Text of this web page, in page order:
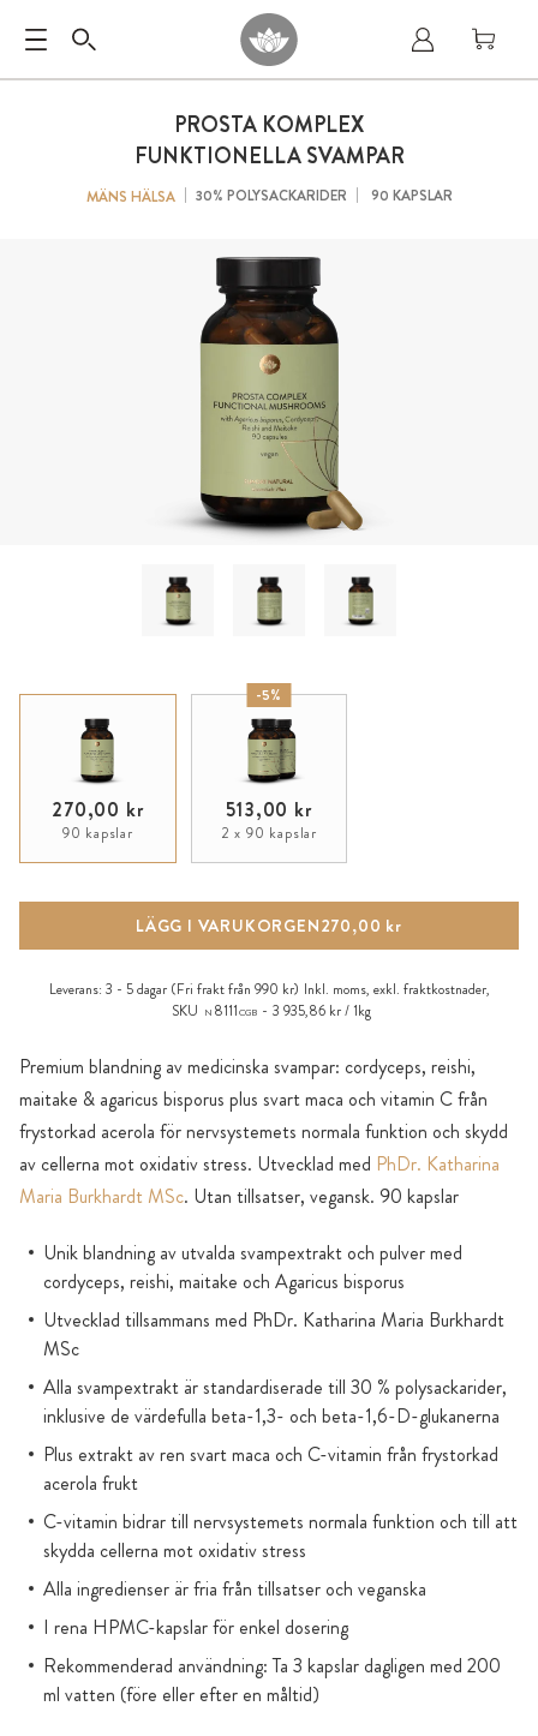
PROSTA KOMPLEX
FUNKTIONELLA SVAMPAR
MÄNS HÄLSA 30% POLYSACKARIDER 90 KAPSLAR
Premium blandning av medicinska svampar: cordyceps, reishi,
maitake & agaricus bisporus plus svart maca och vitamin C från
frystorkad acerola för nervsystemets normala funktion och skydd
av cellerna mot oxidativ stress. Utvecklad med PhDr. Katharina
Maria Burkhardt MSc. Utan tillsatser, vegansk. 90 kapslar
Unik blandning av utvalda svampextrakt och pulver med
cordyceps, reishi, maitake och Agaricus bisporus
Utvecklad tillsammans med PhDr. Katharina Maria Burkhardt
MSc
Alla svampextrakt är standardiserade till 30 % polysackarider,
inklusive de värdefulla beta-1,3- och beta-1,6-D-glukanerna
Plus extrakt av ren svart maca och C-vitamin från frystorkad
acerola frukt
C-vitamin bidrar till nervsystemets normala funktion och till att
skydda cellerna mot oxidativ stress
Alla ingredienser är fria från tillsatser och veganska
I rena HPMC-kapslar för enkel dosering
Rekommenderad användning: Ta 3 kapslar dagligen med 200
ml vatten (före eller efter en måltid)
270,00 kr
90 kapslar
-5%
513,00 kr
2 x 90 kapslar
LÄGG I VARUKORGEN270,00 kr
Leverans: 3 - 5 dagar (Fri frakt från 990 kr) Inkl. moms, exkl. fraktkostnader,
SKU
N 8111CGB 3 935,86 kr / 1kg